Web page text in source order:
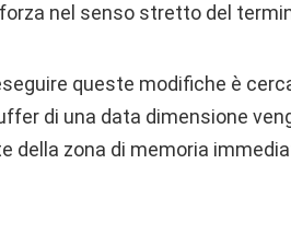
nel senso stretto del
queste modifiche è
di una data dimensione
della zona di memoria